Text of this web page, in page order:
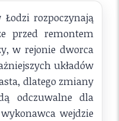
rozpoczynają
przed remontem
w rejonie dworca
układów
dlatego zmiany
odczuwalne dla
wejdzie